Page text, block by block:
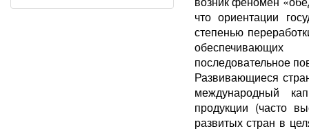
что ориентации
степенью
последовательное
Развивающиеся
международный
продукции (часто
развитых стран в